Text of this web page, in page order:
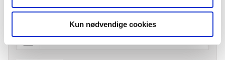
Kun nødvendige cookies
direkte i din indbakke, så snart de er udgivet.